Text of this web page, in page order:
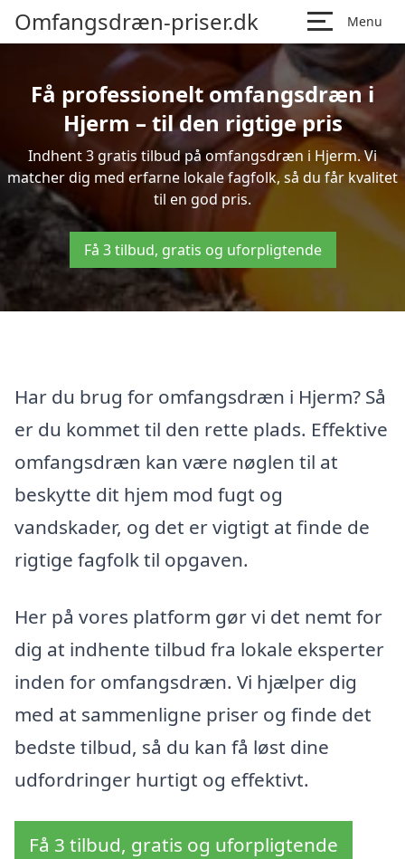
Omfangsdræn-priser.dk Menu
Få professionelt omfangsdræn i
Hjerm – til den rigtige pris
Indhent 3 gratis tilbud på omfangsdræn i Hjerm. Vi
matcher dig med erfarne lokale fagfolk, så du får kvalitet
til en god pris.
Få 3 tilbud, gratis og uforpligtende
Har du brug for omfangsdræn i Hjerm? Så
er du kommet til den rette plads. Effektive
omfangsdræn kan være nøglen til at
beskytte dit hjem mod fugt og
vandskader, og det er vigtigt at finde de
rigtige fagfolk til opgaven.
Her på vores platform gør vi det nemt for
dig at indhente tilbud fra lokale eksperter
inden for omfangsdræn. Vi hjælper dig
med at sammenligne priser og finde det
bedste tilbud, så du kan få løst dine
udfordringer hurtigt og effektivt.
Få 3 tilbud, gratis og uforpligtende